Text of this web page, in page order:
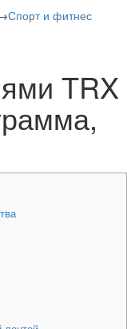
Спорт и фитнес
TRX